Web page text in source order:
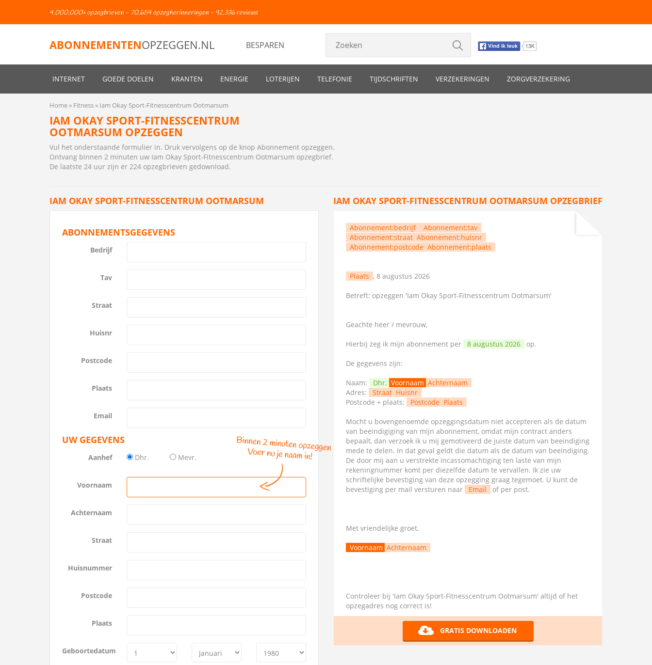
4.000.000+ opzegbrieven - 70.654 opzegherinneringen - 92.336 reviews
ABONNEMENTENOPZEGGEN.NL BESPAREN
INTERNET GOEDE DOELEN KRANTEN ENERGIE LOTERIJEN TELEFONIE TIJDSCHRIFTEN VERZEKERINGEN ZORGVERZEKERING
Home Fitness Iam Okay Sport-Fitnesscentrum Ootmarsum
IAM OKAY SPORT-FITNESSCENTRUM
OOTMARSUM OPZEGGEN
Vul het onderstaande formulier in. Druk vervolgens op de knop Abonnement opzeggen.
Ontvang binnen 2 minuten uw Iam Okay Sport-Fitnesscentrum Ootmarsum opzegbrief.
De laatste 24 uur zijn er 224 opzegbrieven gedownload.
IAM OKAY SPORT-FITNESSCENTRUM OOTMARSUM
ABONNEMENTSGEGEVENS
Bedrijf
Tav
Straat
Huisnr
Postcode
Plaats
Email
UW GEGEVENS
Aanhef Dhr. Mevr.
Voornaam
Achternaam
Straat
Huisnummer
Postcode
Plaats
Geboortedatum
IAM OKAY SPORT-FITNESSCENTRUM OOTMARSUM OPZEGBRIEF
Abonnement:bedrijf
Abonnement:tav
Abonnement:straat Abonnement:huisnr
Abonnement:postcode Abonnement:plaats
Plaats , 8 augustus 2026
Betreft: opzeggen 'Iam Okay Sport-Fitnesscentrum Ootmarsum'
Geachte heer / mevrouw,
Hierbij zeg ik mijn abonnement per 8 augustus 2026 op.
De gegevens zijn:
Naam: Dhr. Voornaam Achternaam
Adres:
Straat Huisnr
Postcode + plaats:
Postcode Plaats
Mocht u bovengenoemde opzeggingsdatum niet accepteren als de datum
van beeindigiging van mijn abonnement, omdat mijn contract anders
bepaalt, dan verzoek ik u mij gemotiveerd de juiste datum van beeindiging
mede te delen. In dat geval geldt die datum als de datum van beeindiging.
De door mij aan u verstrekte incassomachtiging ten laste van mijn
rekeningnummer komt per diezelfde datum te vervallen. Ik zie uw
schriftelijke bevestiging van deze opzegging graag tegemoet. U kunt de
bevestiging per mail versturen naar
Email of per post.
Met vriendelijke groet,
Voornaam Achternaam
Controleer bij 'Iam Okay Sport-Fitnesscentrum Ootmarsum' altijd of het
opzegadres nog correct is!
GRATIS DOWNLOADEN